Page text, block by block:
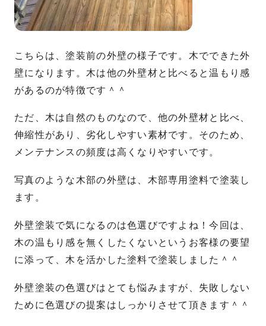
こちらは、塗装前の外壁の様子です。木でできた外
壁になります。木は他の外壁材と比べると温もり感
があるのが特徴です＾＾
ただ、木は自然のものなので、他の外壁材と比べ、
伸縮性があり、劣化しやすい素材です。そのため、
メンテナンスの頻度は高くなりやすいです。
写真のような木部の外壁は、木部専用塗料で塗装し
ます。
外壁塗装で気になるのは色選びですよね！今回は、
木の温もり感を無くしたくないというお客様の要望
に添って、木を活かした塗料で塗装しました＾＾
外壁塗装の色選びはとても悩みますが、失敗しない
ために色選びの提案はしっかりさせて頂きます＾＾